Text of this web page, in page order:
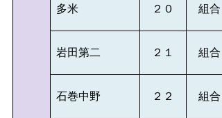
多米 ２０ 組合
岩田第二 ２１ 組合
石巻中野 ２２ 組合